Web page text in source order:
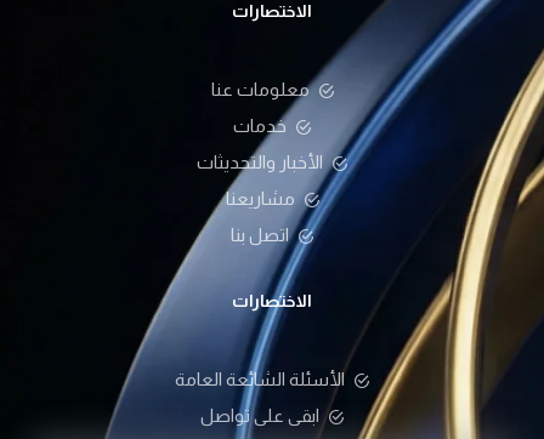
الاختصارات
معلومات عنا
خدمات
الأخبار والتحديثات
مشاريعنا
اتصل بنا
الاختصارات
الأسئلة الشائعة العامة
ابقى على تواصل